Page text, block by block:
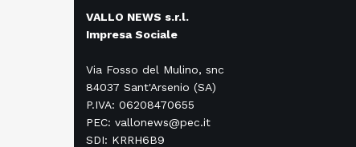
VALLO NEWS s.r.l.
Impresa Sociale
Via Fosso del Mulino, snc
84037 Sant'Arsenio (SA)
P.IVA: 06208470655
PEC: vallonews@pec.it
SDI: KRRH6B9